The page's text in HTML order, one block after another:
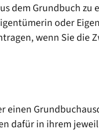
dem Grundbuch
oder
wenn Sie die
einen
dafür in ihrem